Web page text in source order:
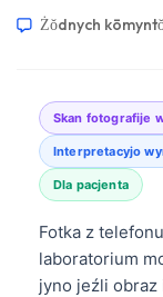
Żŏdnych
Skan fotografije
Interpretacyjo
Dla pacjenta
Fotka z
laboratorium
jyno jeźli obraz